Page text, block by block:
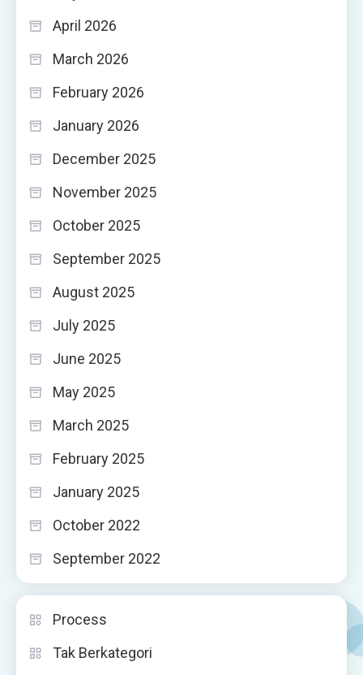
April 2026
March 2026
February 2026
January 2026
December 2025
November 2025
October 2025
September 2025
August 2025
July 2025
June 2025
May 2025
March 2025
February 2025
January 2025
October 2022
September 2022
Process
Tak Berkategori